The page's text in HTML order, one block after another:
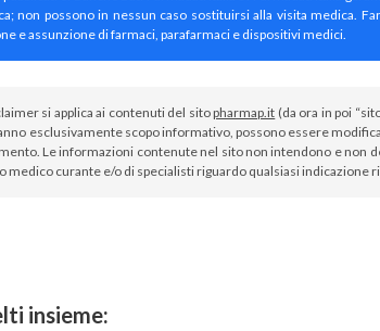
non possono in nessun caso sostituirsi alla visita medica.
e assunzione di farmaci, parafarmaci e dispositivi medici.
si applica ai contenuti del sitopharmap.it (da ora in poi
esclusivamente scopo informativo, possono essere
Le informazioni contenute nel sito non intendono e non
medico curante e/o di specialisti riguardo qualsiasi indicazione
insieme: